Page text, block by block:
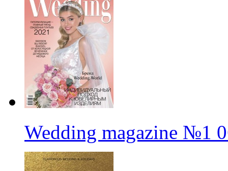
Wedding magazine №1